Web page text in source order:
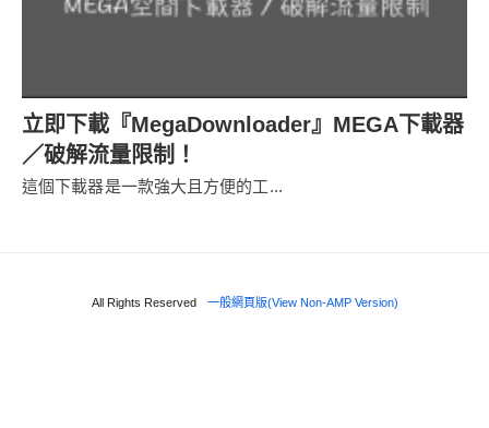
立即下載『MegaDownloader』MEGA下載器
／破解流量限制！
這個下載器是一款強大且方便的工...
All Rights Reserved 一般網頁版(View Non-AMP Version)